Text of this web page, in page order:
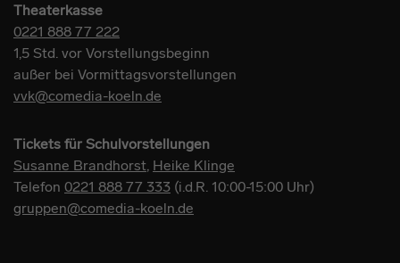
Theaterkasse
0221 888 77 222
1,5 Std. vor Vorstellungsbeginn
außer bei Vormittagsvorstellungen
vvk@comedia-koeln.de
Tickets für Schulvorstellungen
Susanne Brandhorst Heike Klinge
Telefon 0221 888 77 333 (i.d.R. 10:00-15:00 Uhr)
gruppen@comedia-koeln.de